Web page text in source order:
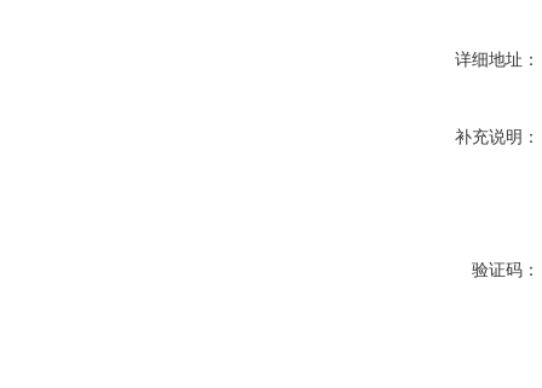
详细地址：
补充说明：
验证码：